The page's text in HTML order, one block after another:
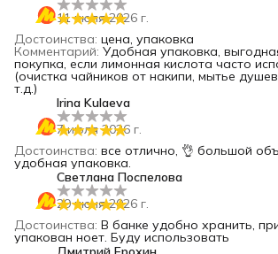
11 июля 2026 г.
Достоинства: цена, упаковка
Комментарий: Удобная упаковка,
покупка, если лимонная кислота часто
(очистка чайников от накипи, мытье
т.д.)
Irina Kulaeva
7 июля 2026 г.
Достоинства: все отлично, 👌 большой
удобная упаковка.
Светлана Поспелова
29 июня 2026 г.
Достоинства: В банке удобно хранить,
упакован ноет. Буду использовать